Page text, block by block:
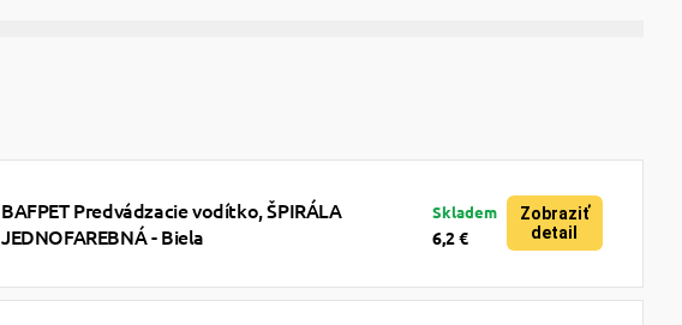
BAFPET Predvádzacie vodítko, ŠPIRÁLA
JEDNOFAREBNÁ - Biela
Skladem
6,2 €
Zobraziť
detail